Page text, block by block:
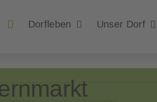
Dorfleben Unser Dorf